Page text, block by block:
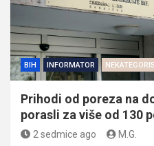
BIH INFORMATOR
Prihodi od poreza na
porasli za više od 130
2 sedmice ago M.G.